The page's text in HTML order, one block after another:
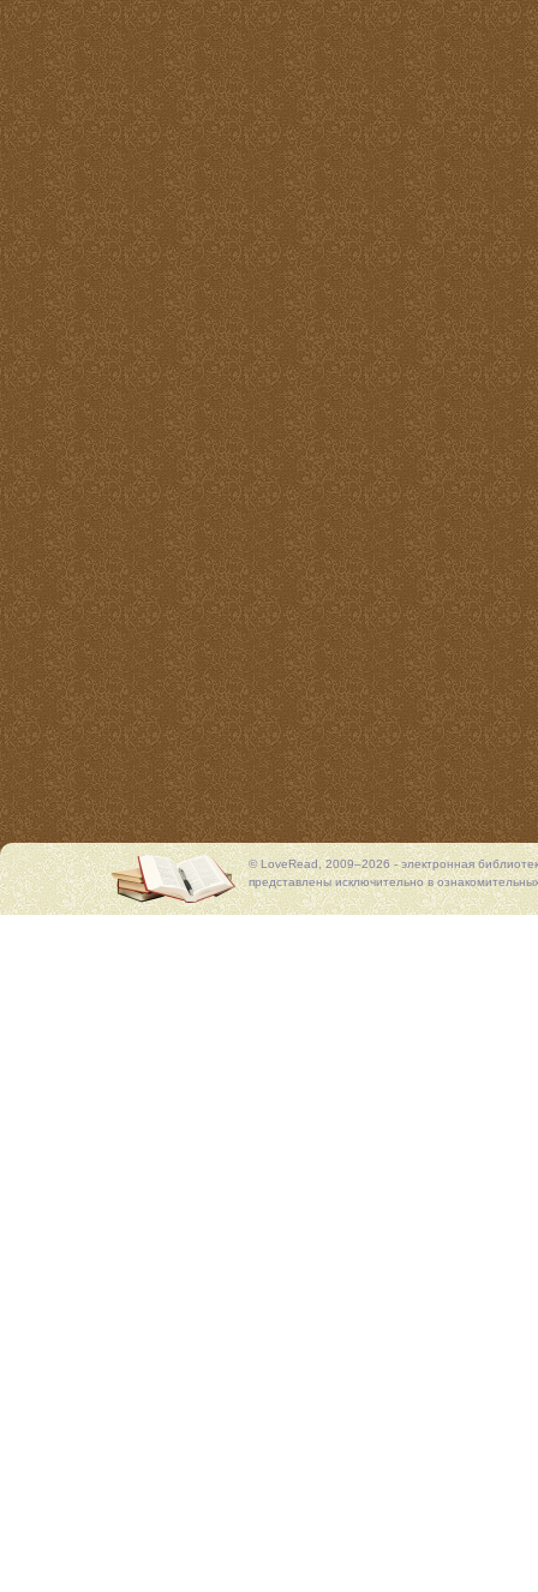
© LoveRead, 2009–2026 - электронная
представлены исключительно в